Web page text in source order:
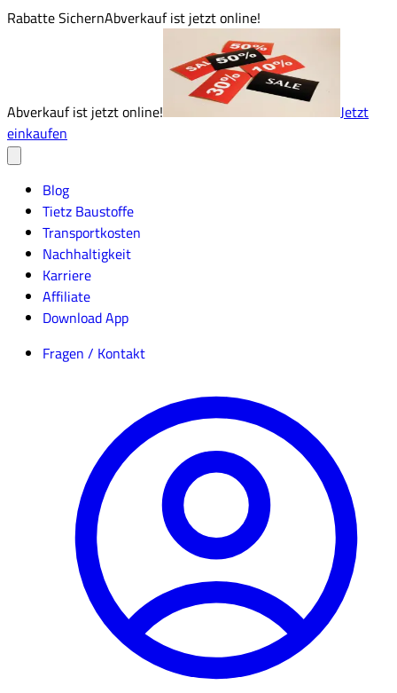
Rabatte SichernAbverkauf ist jetzt online!
Abverkauf ist jetzt online!
Jetzt
einkaufen
Blog
Tietz Baustoffe
Transportkosten
Nachhaltigkeit
Karriere
Affiliate
Download App
Fragen / Kontakt